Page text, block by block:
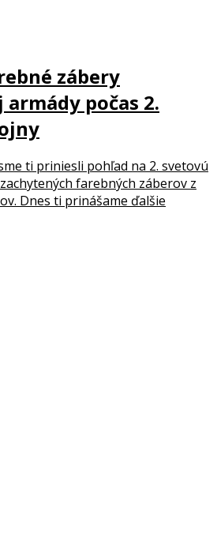
zábery
počas 2.
ti priniesli pohľad na 2. svetovú
farebných záberov z
Dnes ti prinášame ďalšie